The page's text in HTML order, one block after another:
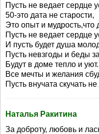
Пусть не ведает сердце
50-это дата не старости,
Это опыт и мудрость,что
Пусть не ведает сердце
И пусть будет душа
Пусть невзгоды и беды
Будут в доме тепло и уют.
Все мечты и желания
Пусть внучата скучать
Наталья Ракитина
За доброту, любовь и